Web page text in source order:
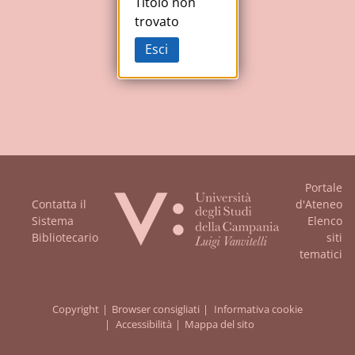
Contatta il
Sistema
Bibliotecario
Portale
d'Ateneo
Elenco
siti
tematici
Copyright Browser consigliati
Informativa cookie
Accessibilità
Mappa del sito
trovato
Esci